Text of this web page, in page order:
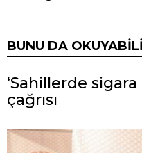
BUNU DA
‘Sahillerde
çağrısı